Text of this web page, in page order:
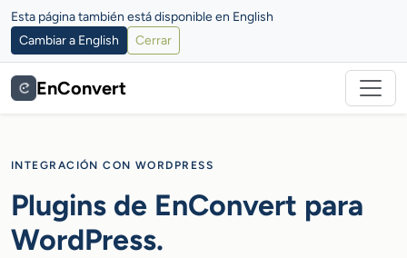
Esta página también está disponible en English
Cambiar a English
Cerrar
EnConvert
INTEGRACIÓN CON WORDPRESS
Plugins de EnConvert para
WordPress.